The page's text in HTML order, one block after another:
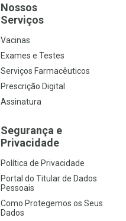
Nossos
Serviços
Vacinas
Exames e Testes
Serviços Farmacêuticos
Prescrição Digital
Assinatura
Segurança e
Privacidade
Política de Privacidade
Portal do Titular de Dados
Pessoais
Como Protegemos os Seus
Dados